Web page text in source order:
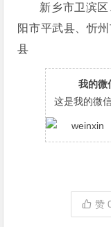
新乡市卫滨
阳市平武县、忻
县
我的微
这是我的微
赞